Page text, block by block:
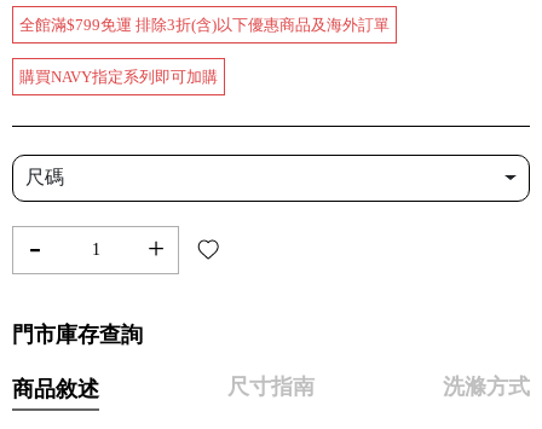
全館滿$799免運 排除3折(含)以下優惠商品及海外訂單
購買NAVY指定系列即可加購
尺碼
- +
門市庫存查詢
商品敘述 尺寸指南 洗滌方式